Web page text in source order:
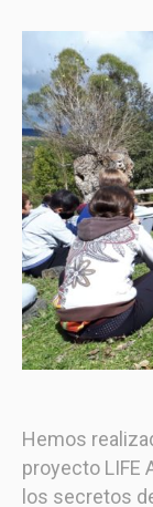
Hemos
proyecto LIFE
los secretos